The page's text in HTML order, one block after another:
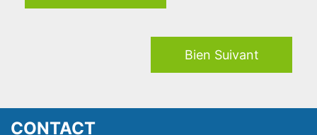
Bien Suivant
CONTACT